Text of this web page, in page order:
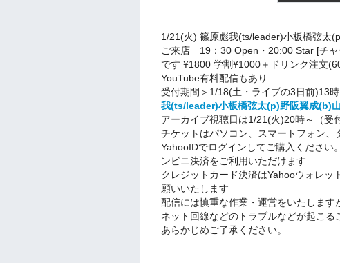
1/21(火) 篠原彪我(ts/leader)小板橋弦太
ご来店 19：30 Open・20:00 Star [チャ
です ¥1800 学割¥1000＋ドリンク注文
YouTube有料配信もあり
受付期間＞1/18(土・ライブの3日前
我(ts/leader)小板橋弦太(p)野阪翼成(b)
アーカイブ視聴日は1/21(火)20時～（
チケットはパソコン、スマートフォン
YahooIDでログインしてご購入ください
ンビニ決済をご利用いただけます
クレジットカード決済はYahooウォレッ
願いいたします
配信には慎重な作業・運営をいたします
ネット回線などのトラブルなどが起こる
あらかじめご了承ください。